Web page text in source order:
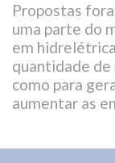
Propostas
uma parte do
em
quantidade
como para
aumentar as